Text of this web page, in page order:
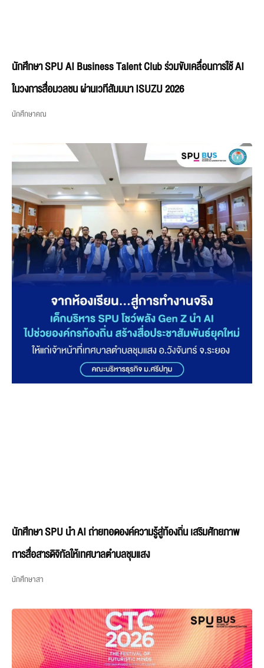
นักศึกษา SPU AI Business Talent Club ร่วมขับเคลื่อนการใช้ AI
ในวงการสื่อมวลชน ผ่านเวทีสัมมนา ISUZU 2026
นักศึกษาคณ
นักศึกษา SPU นำ AI ถ่ายทอดองค์ความรู้สู่ท้องถิ่น เสริมศักยภาพ
การสื่อสารดิจิทัลให้เทศบาลตำบลชุมแสง
นักศึกษาสา